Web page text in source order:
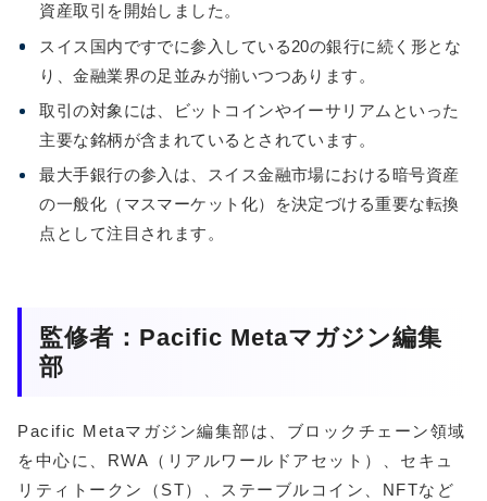
資産取引を開始しました。
スイス国内ですでに参入している20の銀行に続く形とな
り、金融業界の足並みが揃いつつあります。
取引の対象には、ビットコインやイーサリアムといった
主要な銘柄が含まれているとされています。
最大手銀行の参入は、スイス金融市場における暗号資産
の一般化（マスマーケット化）を決定づける重要な転換
点として注目されます。
監修者：Pacific Metaマガジン編集
部
Pacific Metaマガジン編集部は、ブロックチェーン領域
を中心に、RWA（リアルワールドアセット）、セキュ
リティトークン（ST）、ステーブルコイン、NFTなど